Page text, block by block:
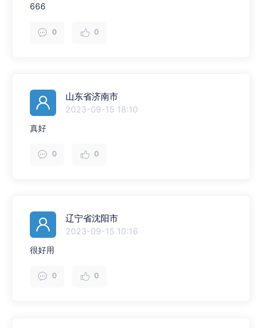
666
0 0
山东省济南市
2023-09-15 18:10
真好
0 0
辽宁省沈阳市
2023-09-15 10:16
很好用
0 0